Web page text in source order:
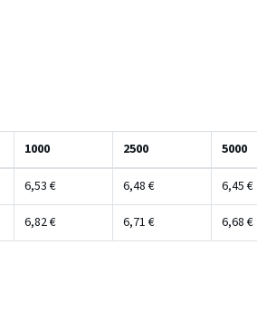
1000 2500 5000
6,53 € 6,48 € 6,45 €
6,82 € 6,71 € 6,68 €